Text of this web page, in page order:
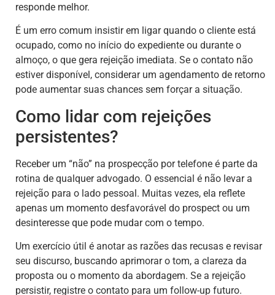
responde melhor.
É um erro comum insistir em ligar quando o cliente está
ocupado, como no início do expediente ou durante o
almoço, o que gera rejeição imediata. Se o contato não
estiver disponível, considerar um agendamento de retorno
pode aumentar suas chances sem forçar a situação.
Como lidar com rejeições
persistentes?
Receber um “não” na prospecção por telefone é parte da
rotina de qualquer advogado. O essencial é não levar a
rejeição para o lado pessoal. Muitas vezes, ela reflete
apenas um momento desfavorável do prospect ou um
desinteresse que pode mudar com o tempo.
Um exercício útil é anotar as razões das recusas e revisar
seu discurso, buscando aprimorar o tom, a clareza da
proposta ou o momento da abordagem. Se a rejeição
persistir, registre o contato para um follow-up futuro.